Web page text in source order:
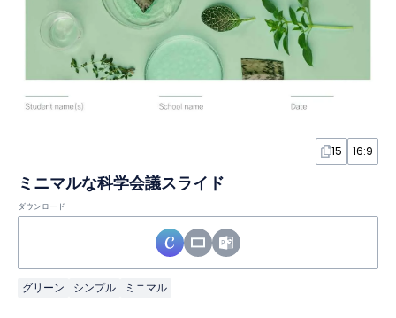
15 16:9
ミニマルな科学会議スライド
ダウンロード
グリーン シンプル ミニマル